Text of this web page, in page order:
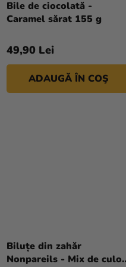
magazinului
Bile de ciocolată -
Caramel sărat 155 g
49,90 Lei
ADAUGĂ ÎN COŞ
Biluțe din zahăr
Nonpareils - Mix de